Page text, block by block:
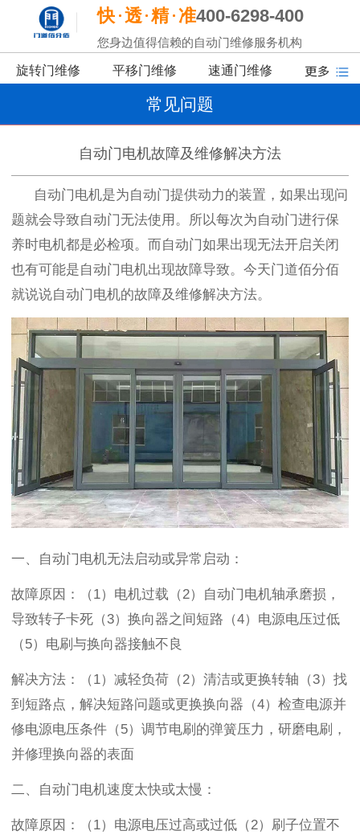
快 透 精 准400-6298-400
您身边值得信赖的自动门维修服务机构
旋转门维修 平移门维修 速通门维修
常见问题
自动门电机故障及维修解决方法
自动门电机是为自动门提供动力的装置，如果出现问
题就会导致自动门无法使用。所以每次为自动门进行保
养时电机都是必检项。而自动门如果出现无法开启关闭
也有可能是自动门电机出现故障导致。今天门道佰分佰
就说说自动门电机的故障及维修解决方法。
一、 自动门电机无法启动或异常启动 ：
故障原因：（1）电机过载（2） 自动门电机轴承磨损，
导致转子卡死（3）换向器之间短路（4）电源电压过低
（5）电刷与换向器接触不良
解决方法：（1）减轻负荷（2）清洁或更换转轴（3）找
到短路点，解决短路问题或更换换向器（4）检查电源并
修电源电压条件（5）调节电刷的弹簧压力，研磨电刷，
并修理换向器的表面
二、自动门电机速度太快或太慢 ：
故障原因：（1）电源电压过高或过低（2）刷子位置不